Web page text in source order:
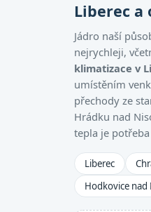
Liberec a
Jádro naší
nejrychleji,
klimatizace v
umístěním
přechody ze
Hrádku nad
tepla je
Liberec
Hodkovice nad